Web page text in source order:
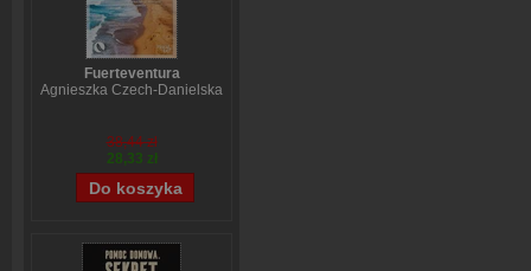
Fuerteventura
Agnieszka Czech-Danielska
38,44 zł
28,33 zł